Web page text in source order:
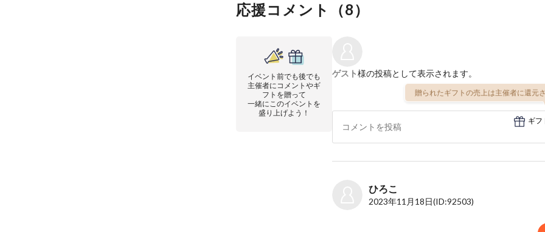
応援コメント（8）
イベント前でも後でも
主催者にコメントやギ
フトを贈って
一緒にこのイベントを
盛り上げよう！
ゲスト様の投稿として表示されます。
贈られたギフトの売上は主催者に還元
ギフ
ひろこ
2023年11月18日(ID:92503)